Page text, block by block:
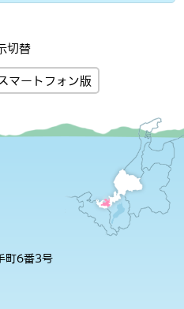
切替
マートフォン版
町6番3号